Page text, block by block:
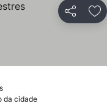
Partilhar
da cidade